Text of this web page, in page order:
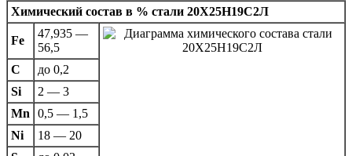
Химический состав в % стали 20Х25Н19С2Л
Fe
47,935 —
56,5
C
до 0,2
Si
2 — 3
Mn
0,5 — 1,5
Ni
18 — 20